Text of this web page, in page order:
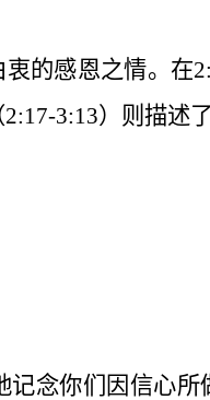
的感恩之情。在
2:17-3:13）则描述
记念你们因信心